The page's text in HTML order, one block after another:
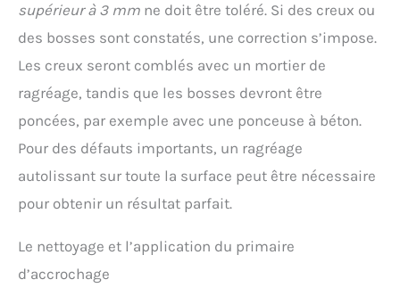
supérieur à 3 mm ne doit être toléré. Si des creux ou
des bosses sont constatés, une correction s’impose.
Les creux seront comblés avec un mortier de
ragréage, tandis que les bosses devront être
poncées, par exemple avec une ponceuse à béton.
Pour des défauts importants, un ragréage
autolissant sur toute la surface peut être nécessaire
pour obtenir un résultat parfait.
Le nettoyage et l’application du primaire
d’accrochage